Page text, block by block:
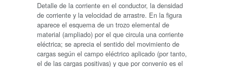
Detalle de la corriente en el conductor, la densidad
de corriente y la velocidad de arrastre. En la figura
aparece el esquema de un trozo elemental de
material (ampliado) por el que circula una corriente
eléctrica; se aprecia el sentido del movimiento de
cargas según el campo eléctrico aplicado (por tanto,
el de las cargas positivas) y que por convenio es el